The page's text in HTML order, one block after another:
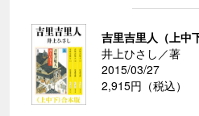
吉里吉里人（上
井上ひさし／著
2015/03/27
2,915円（税込）